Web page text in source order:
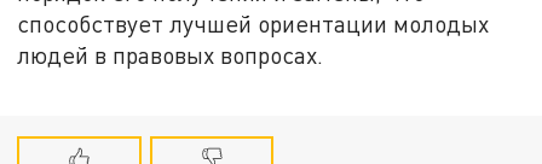
способствует лучшей ориентации молодых
людей в правовых вопросах.